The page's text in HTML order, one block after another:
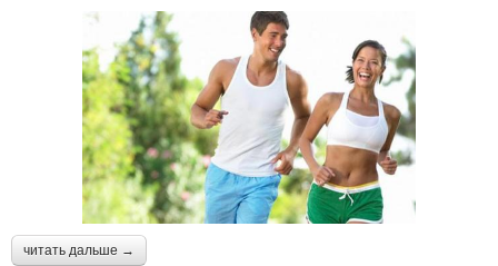
читать дальше →